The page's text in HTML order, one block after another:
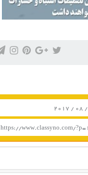
https://www.classyno.com/